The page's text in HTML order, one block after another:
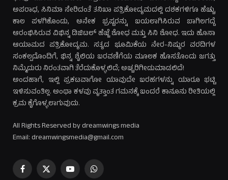
ಅಪರಾಧ, ಸಿನಿಮಾ ಸೇರಿದಂತೆ ತನಿಖಾ ಪತ್ರಿಕೋದ್ಯಮದಲ್ಲಿ ದಶಕಗಳಿಗೂ ಹೆಚ್ಚು
ಕಾಲ ಪಳಗಿಕೊಂಡು, ಅನೇಕ ಭ್ರಷ್ಟರನ್ನು ಬಯಲಾಗಿಸಿರುವ ಬಾಗಿಲಗದ್ದೆ
ಆರಂಭಿಸಿರುವ ವಿಭಿನ್ನ ಡಿಜಿಟಲ್ ಹೆಜ್ಜೆ ಶೋಧ ಮತ್ತು ಸಿನಿ ಶೋಧ. ಇದು ಹೊಸಾ
ಆಯಾಮದ ಪತ್ರಿಕೋದ್ಯಮ. ಸತ್ಯದ ಭೂಮಿಕೆಯ ನೇರ-ನಿಷ್ಠುರ ವರದಿಗಳ
ಸಂಕಲ್ಪದೊಂದಿಗೆ, ಭಿನ್ನ ಶೈಲಿಯ ಬರವಣಿಗೆಯ ಮೂಲಕ ಹೊಸತೊಂದು ಜಗತ್ತು
ನಿಮ್ಮೆದುರು ನಿರಂತವಾಗಿ ತೆರೆದುಕೊಳ್ಳಲಿದೆ; ಅಚ್ಚರಿಗೀಡುಮಾಡಲಿದೆ!
ಅಂದಹಾಗೆ, ಇಲ್ಲಿ ಪ್ರಕಟವಾಗೋ ಯಾವುದೇ ಬರಹಗಳನ್ನು ಯಾರೂ ಭಟ್ಟಿ
ಇಳಿಸುವಂತಿಲ್ಲ. ಅಂಥಾ ಕಳವು ವೃತ್ತಾಂತ ಗಮನಕ್ಕೆ ಬಂದರೆ ಕಾನೂನು ರೀತಿಯಲ್ಲಿ
ಕ್ರಮ ಕೈಗೊಳ್ಳಲಾಗುವುದು.
All Rights Reserved by dreamwings media
Email: dreamwingsmedia@gmail.com
Facebook
X
YouTubeWhatsApp